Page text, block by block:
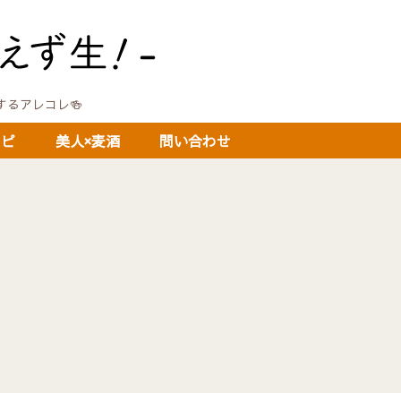
アレコレ🍻
美人×麦酒 問い合わせ